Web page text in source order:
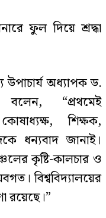
ফুল দিয়ে শ্রদ্ধা
উপাচার্য অধ্যাপক ড.
“প্রথমেই
শিক্ষক,
ধন্যবাদ জানাই।
কৃষ্টি-কালচার ও
বিশ্ববিদ্যালয়ের
রয়েছে।”